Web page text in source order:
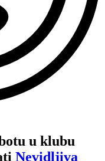
u klubu
Nevidljiva